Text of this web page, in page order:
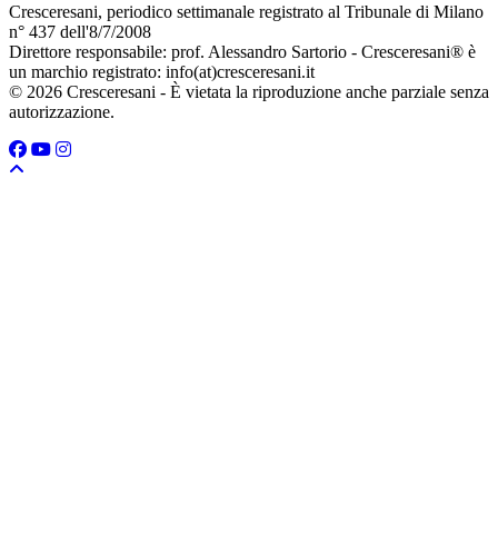
Cresceresani, periodico settimanale registrato al Tribunale di Milano
n° 437 dell'8/7/2008
Direttore responsabile: prof. Alessandro Sartorio - Cresceresani® è
un marchio registrato: info(at)cresceresani.it
© 2026 Cresceresani - È vietata la riproduzione anche parziale senza
autorizzazione.